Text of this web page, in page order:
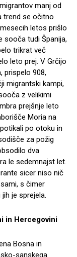
manj od
trend se očitno
letos prišlo
sooča tudi Španija,
trikrat več
leto prej. V Grčijo
prispelo 908,
migrantski kampi,
z velikimi
prejšnje leto
Moria na
po otoku in
za požig
dva
le sedemnajst let.
sicer niso nič
s čimer
je sprejela.
in Hercegovini
Bosna in
sanskega